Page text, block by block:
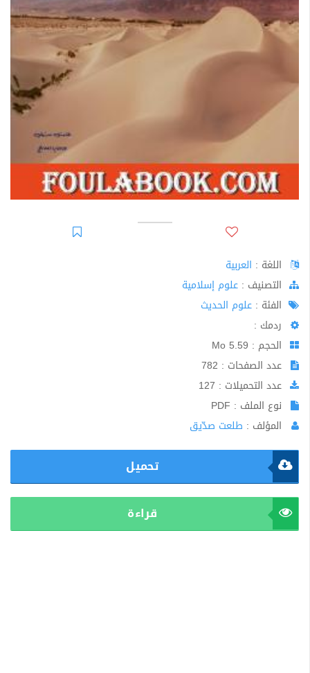
اللغة : العربية
اﻟﺘﺼﻨﻴﻒ : علوم إسلامية
الفئة : علوم الحديث
ردمك :
الحجم : 5.59 Mo
عدد الصفحات : 782
عدد التحميلات : 127
نوع الملف : PDF
المؤلف : طلعت صدّيق
تحميل
قراءة